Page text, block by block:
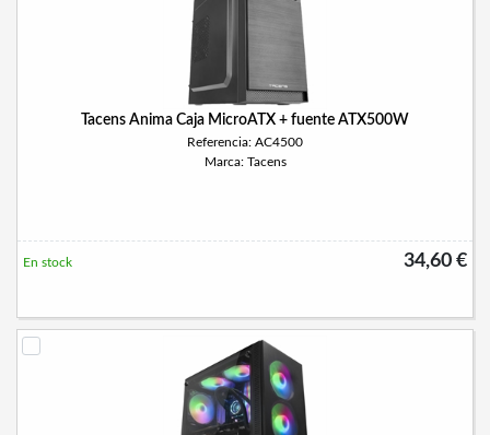
Tacens Anima Caja MicroATX + fuente ATX500W
Referencia: AC4500
Marca: Tacens
34,60 €
En stock